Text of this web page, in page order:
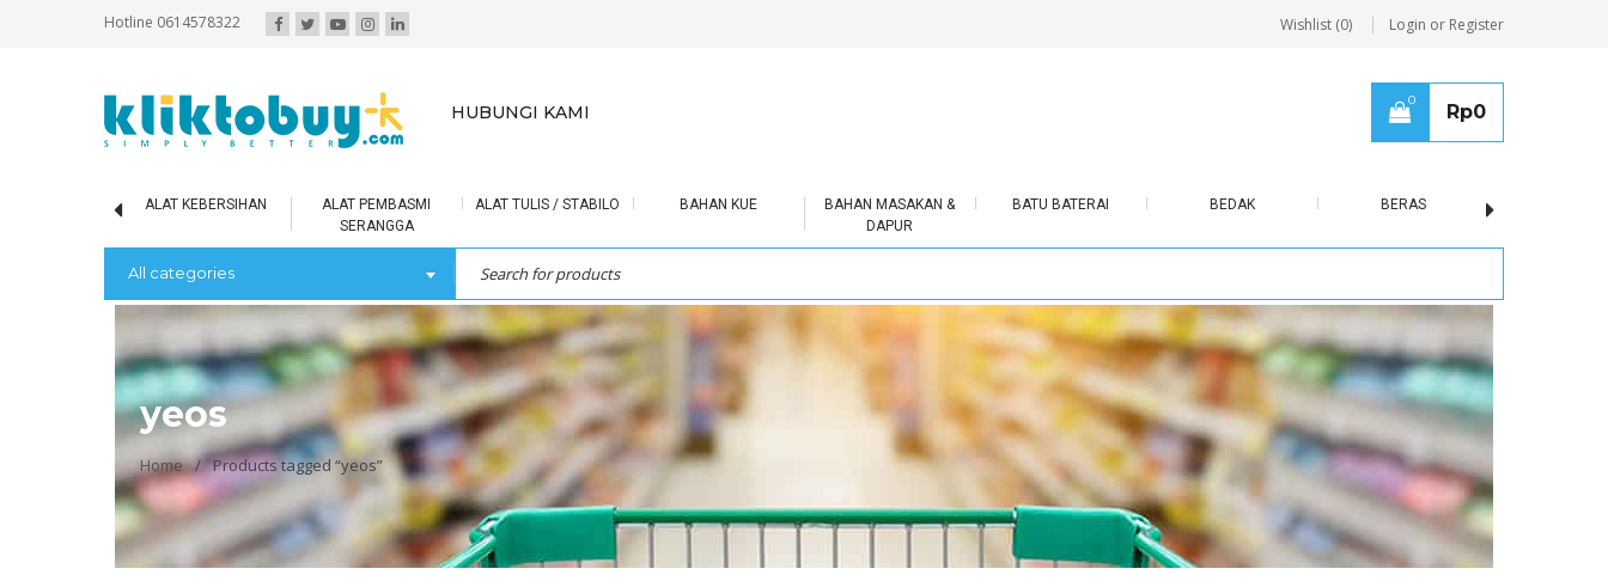
Hotline 0614578322 Wishlist (0) Login or Register
HUBUNGI KAMI
0
Rp0
ALAT KEBERSIHAN
ALAT PEMBASMI
SERANGGA
ALAT TULIS / STABILO BAHAN KUE
BAHAN MASAKAN &
DAPUR
BATU BATERAI BEDAK BERAS
All categories
yeos
Home / Products tagged “yeos”